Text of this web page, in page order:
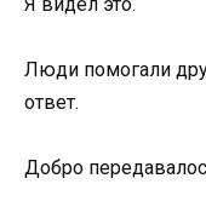
Люди помогали
ответ.
Добро